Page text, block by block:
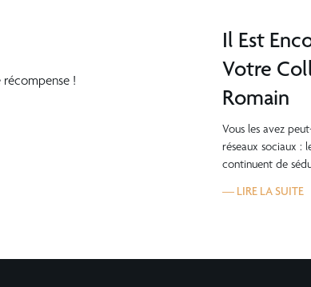
!
Il Est
Votre
Romain
Vous les avez
réseaux sociaux :
continuent de
— LIRE LA SUITE